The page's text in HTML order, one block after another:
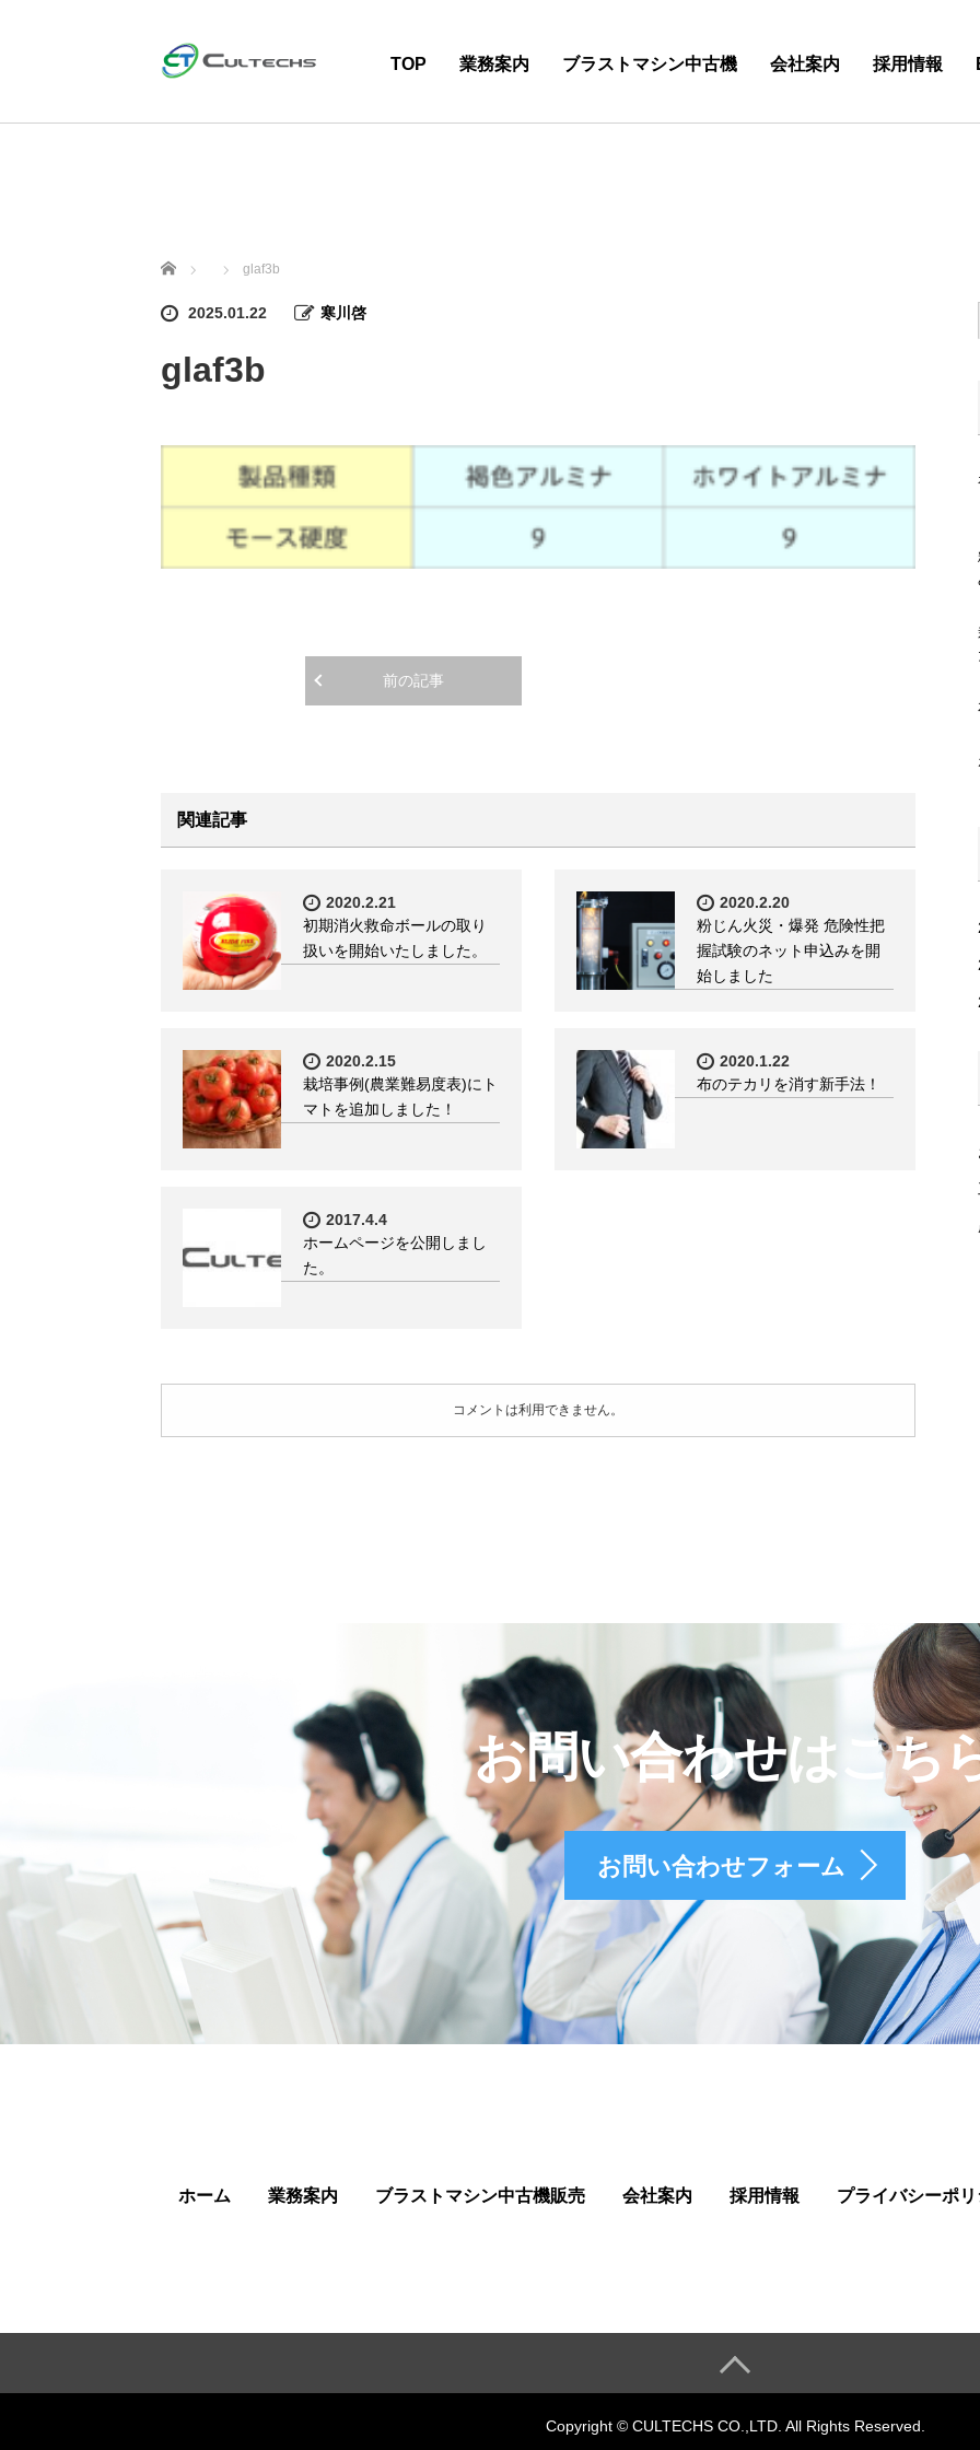
TOP 業務案内 ブラストマシン中古機 会社案内 採用情報
ホーム glaf3b
2025.01.22 寒川啓
glaf3b
前の記事
関連記事
2020.2.21
初期消火救命ボールの取り
扱いを開始いたしました。
2020.2.20
粉じん火災・爆発 危険性把
握試験のネット申込みを開
始しました
2020.2.15
栽培事例(農業難易度表)にト
マトを追加しました！
2020.1.22
布のテカリを消す新手法！
2017.4.4
ホームページを公開しまし
た。
コメントは利用できません。
お問い合わせはこち
お問い合わせフォーム
ホーム 業務案内 ブラストマシン中古機販売 会社案内 採用情報 プライバシーポリ
Copyright © CULTECHS CO.,LTD. All Rights Reserved.